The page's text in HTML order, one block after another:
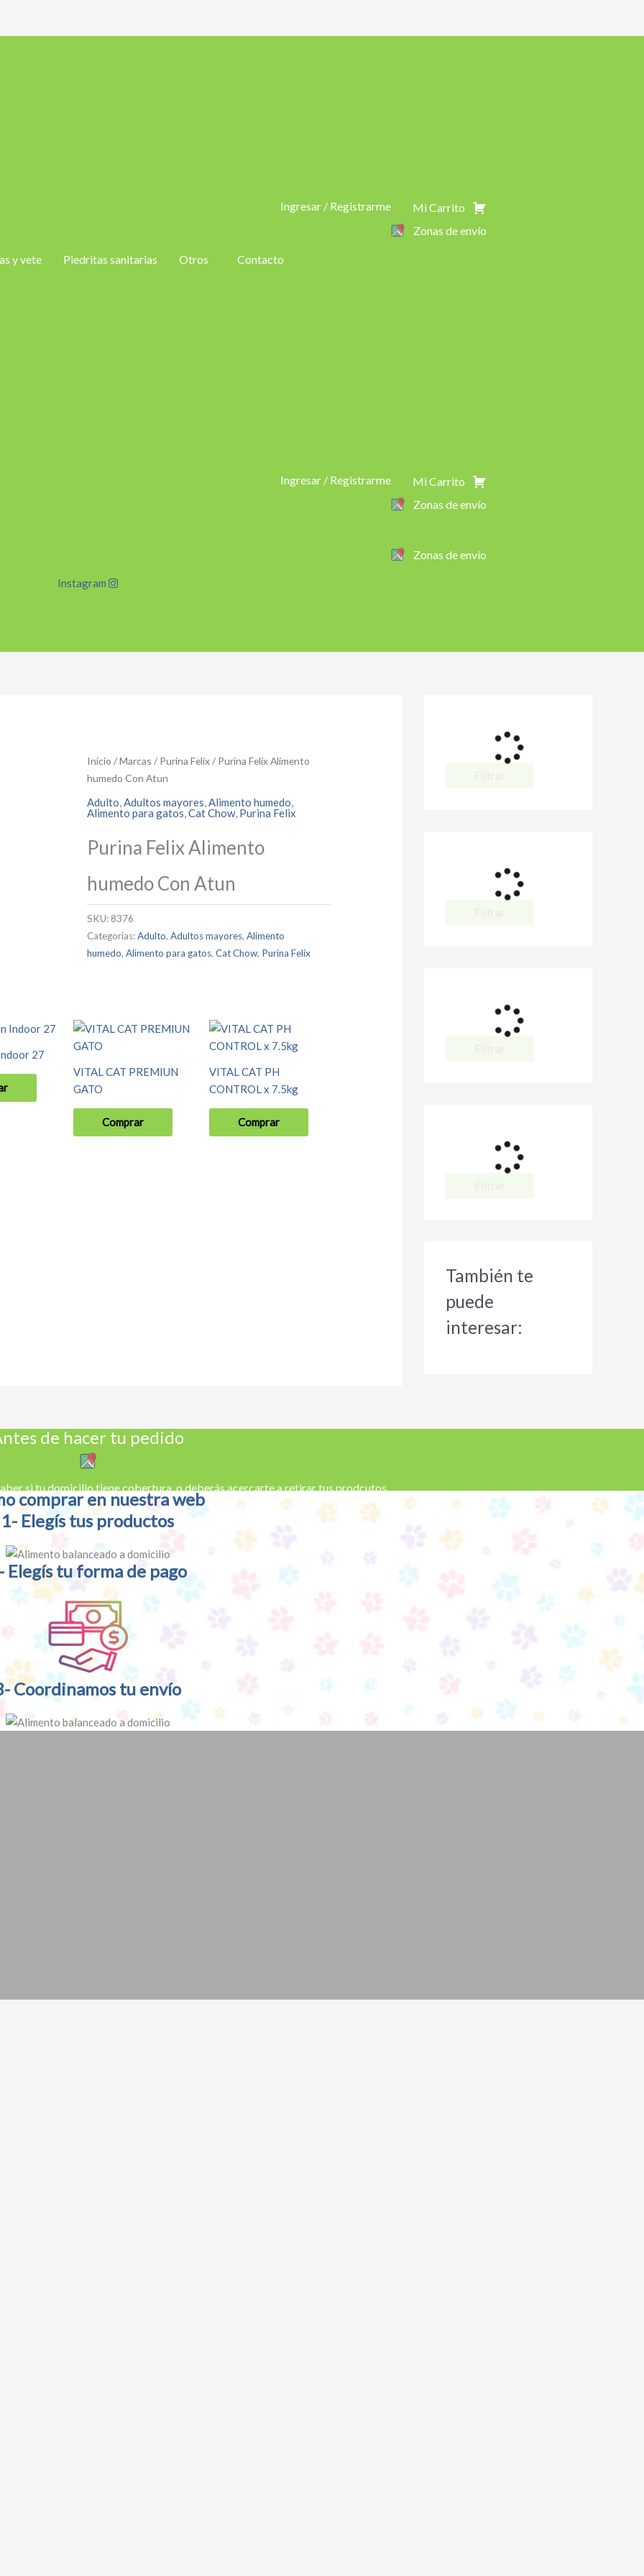
Ingresar / Registrarme
Mi Carrito
Zonas de envío
y vete Piedritas sanitarias Otros Contacto
Ingresar / Registrarme
Mi Carrito
Zonas de envío
Zonas de envío
Instagram
Inicio /Marcas / Purina Felix/ Purina Felix Alimento
humedo Con Atun
Adulto,Adultos mayores,Alimento humedo,
Alimento para gatos,Cat Chow, Purina Felix
Purina Felix Alimento
humedo Con Atun
SKU: 8376
Categorías:Adulto,Adultos mayores,Alimento
humedo,Alimento para gatos,Cat Chow, Purina Felix
27
Este
producto
tiene
múltiples
variantes.
VITAL CAT PREMIUN
GATO
Comprar
VITAL CAT PH
CONTROL x 7.5kg
Comprar
También te
puede
interesar:
de hacer tu pedido
si tu domicilio tiene cobertura, o deberás acercarte a retirar tus prodcutos.
comprar en nuestra web
1- Elegís tus productos
Elegís tu forma de pago
Coordinamos tu envío